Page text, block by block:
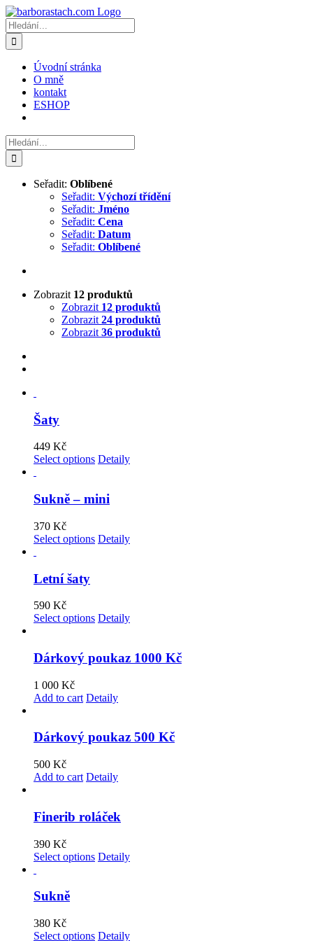
Přeskočit
na
obsah
Hledat:
Úvodní stránka
O mně
kontakt
ESHOP
Hledat:
Seřadit: Oblíbené
Seřadit: Výchozí třídění
Seřadit: Jméno
Seřadit: Cena
Seřadit: Datum
Seřadit: Oblíbené
Zobrazit 12 produktů
Zobrazit 12 produktů
Zobrazit 24 produktů
Zobrazit 36 produktů
Šaty
449 Kč
Select options Detaily
Sukně – mini
370 Kč
Select options Detaily
Letní šaty
590 Kč
Select options Detaily
Dárkový poukaz 1000 Kč
1 000 Kč
Add to cart Detaily
Dárkový poukaz 500 Kč
500 Kč
Add to cart Detaily
Finerib roláček
390 Kč
Select options Detaily
Sukně
380 Kč
Select options Detaily